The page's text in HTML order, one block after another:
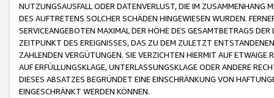
NUTZUNGSAUSFALL ODER DATENVERLUST, DIE IM ZUSAMMENHANG
DES AUFTRETENS SOLCHER SCHÄDEN HINGEWIESEN WURDEN.
SERVICEANGEBOTEN MAXIMAL DER HÖHE DES GESAMTBETRAGS
ZEITPUNKT DES EREIGNISSES, DAS ZU DEM ZULETZT
ZAHLENDEN VERGÜTUNGEN. SIE VERZICHTEN HIERMIT AUF
AUF ERFÜLLUNGSKLAGE, UNTERLASSUNGSKLAGE ODER ANDERE
DIESES ABSATZES BEGRÜNDET EINE EINSCHRÄNKUNG VON
EINGESCHRÄNKT WERDEN KÖNNEN.